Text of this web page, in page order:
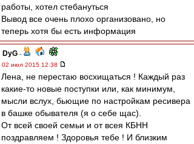
работы, хотел стебануться
Вывод все очень плохо организовано, но
теперь хотя бы есть информация
DyG -
02 июл 2015 12:38
Лена, не перестаю восхищаться ! Каждый раз
какие-то новые поступки или, как минимум,
мысли вслух, бьющие по настройкам ресивера
в башке обывателя (я о себе щас).
От всей своей семьи и от всея КБНН
поздравляем ! Здоровья тебе ! И близким